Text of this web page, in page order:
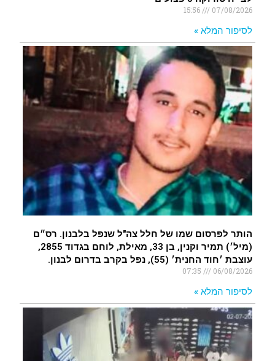
07/08/2026
15:56
לסיפור המלא »
הותר לפרסום שמו של חלל צה"ל שנפל בלבנון. רס״ם
(מיל׳) תמיר וקנין, בן 33, מאילת, לוחם בגדוד 2855,
עוצבת ׳חוד החנית׳ (55), נפל בקרב בדרום לבנון.
06/08/2026
לסיפור המלא »